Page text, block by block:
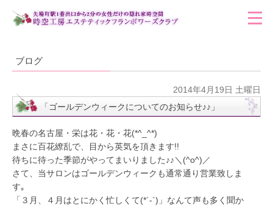
ブログ
2014年4月19日 土曜日
「ゴールデンウィークについてのお知らせ♪♪」
晩春の名古屋・栄は花・花・花(*^_^*)
まさに百花繚乱で、目から英気を頂きます!!
待ちに待った季節がやってまいりました♪♪＼(^o^)／
さて、当サロンはゴールデンウィークも通常通り営業致しま
す｡
「３月、４月はとにかく忙しくて(*´-`)」なんて声も多く聞か